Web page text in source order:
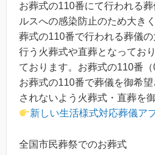
お葬式の110番にて行われる
ルスへの感染防止のため大き
葬式の110番で行われる葬儀
行う火葬式や直葬となってお
ております。お葬式の110番（
お葬式の110番で葬儀を御希
されないよう火葬式・直葬を
新しい生活様式対応葬儀ア
全国市民葬祭でのお葬式